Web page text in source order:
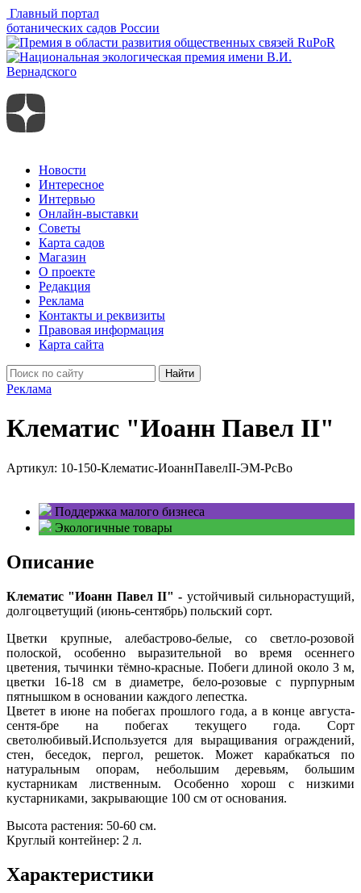
Главный портал
ботанических садов России
Новости
Интересное
Интервью
Онлайн-выставки
Советы
Карта садов
Магазин
О проекте
Редакция
Реклама
Контакты и реквизиты
Правовая информация
Карта сайта
Найти
Реклама
Клематис "Иоанн Павел II"
Артикул: 10-150-Клематис-ИоаннПавелII-ЭМ-РсВо
Поддержка малого бизнеса
Экологичные товары
Описание
Клематис "Иоанн Павел II" - устойчивый сильнорастущий,
долгоцветущий (июнь-сентябрь) польский сорт.
Цветки крупные, алебастрово-белые, со светло-розовой
полоской, особенно выразительной во время осеннего
цветения, тычинки тёмно-красные. Побеги длиной около 3 м,
цветки 16-18 см в диаметре, бело-розовые с пурпурным
пятнышком в основании каждого лепестка.
Цветет в июне на побегах прошлого года, а в конце августа-
сентя-бре на побегах текущего года. Сорт
светолюбивый.Используется для выращивания ограждений,
стен, беседок, пергол, решеток. Может карабкаться по
натуральным опорам, небольшим деревьям, большим
кустарникам лиственным. Особенно хорош с низкими
кустарниками, закрывающие 100 cм от основания.
Высота растения: 50-60 см.
Круглый контейнер: 2 л.
Характеристики